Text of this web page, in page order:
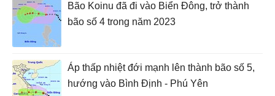
Bão Koinu đã đi vào Biển Đông, trở thành
bão số 4 trong năm 2023
Áp thấp nhiệt đới mạnh lên thành bão số 5,
hướng vào Bình Định - Phú Yên